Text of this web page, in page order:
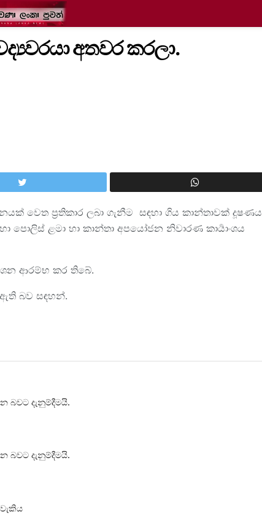
අතවර කරලා.
වෙත ප්‍රතිකාර ලබා ගැනීම සඳහා ගිය කාන්තාවක් දූෂණය
පොලිස් ළමා හා කාන්තා අපයෝජන නිවාරණ කාර්‍යාංශය
ආරම්භ කර තිබේ.
බව සඳහන්.
බවට දැනුම්දීමයි.
බවට දැනුම්දීමයි.